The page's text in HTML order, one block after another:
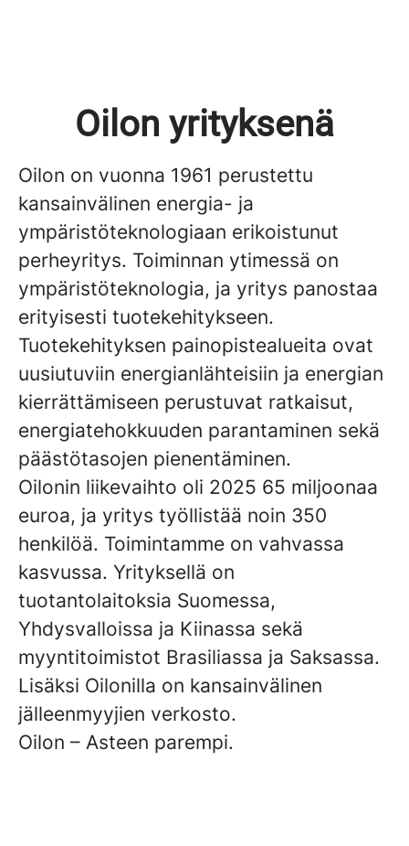
Oilon yrityksenä
Oilon on vuonna 1961 perustettu
kansainvälinen energia- ja
ympäristöteknologiaan erikoistunut
perheyritys. Toiminnan ytimessä on
ympäristöteknologia, ja yritys panostaa
erityisesti tuotekehitykseen.
Tuotekehityksen painopistealueita ovat
uusiutuviin energianlähteisiin ja energian
kierrättämiseen perustuvat ratkaisut,
energiatehokkuuden parantaminen sekä
päästötasojen pienentäminen.
Oilonin liikevaihto oli 2025 65 miljoonaa
euroa, ja yritys työllistää noin 350
henkilöä. Toimintamme on vahvassa
kasvussa. Yrityksellä on
tuotantolaitoksia Suomessa,
Yhdysvalloissa ja Kiinassa sekä
myyntitoimistot Brasiliassa ja Saksassa.
Lisäksi Oilonilla on kansainvälinen
jälleenmyyjien verkosto.
Oilon – Asteen parempi.